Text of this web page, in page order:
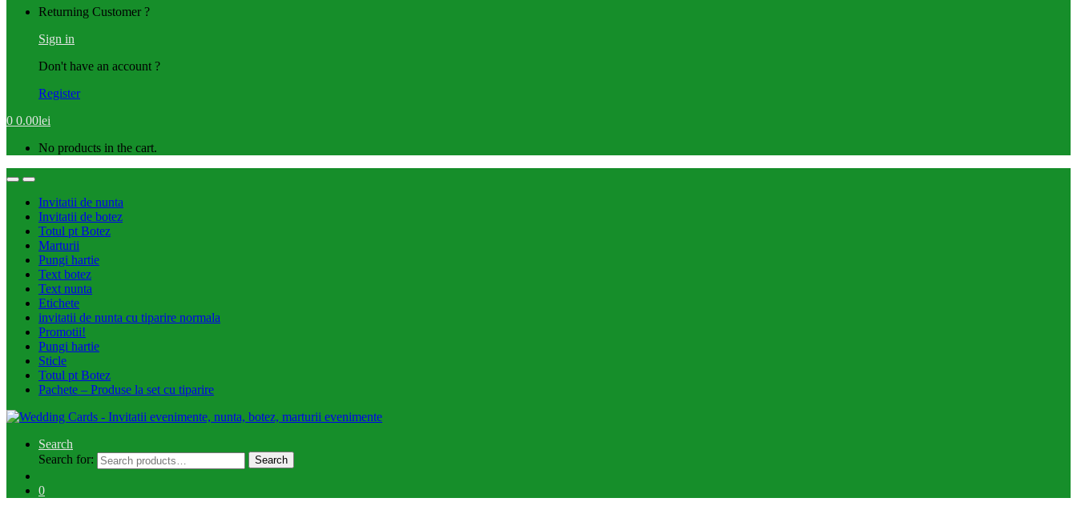
Returning Customer ?
Sign in
Don't have an account ?
Register
0 0.00lei
No products in the cart.
Invitatii de nunta
Invitatii de botez
Totul pt Botez
Marturii
Pungi hartie
Text botez
Text nunta
Etichete
invitatii de nunta cu tiparire normala
Promotii!
Pungi hartie
Sticle
Totul pt Botez
Pachete – Produse la set cu tiparire
Search
Search for:
Search
0